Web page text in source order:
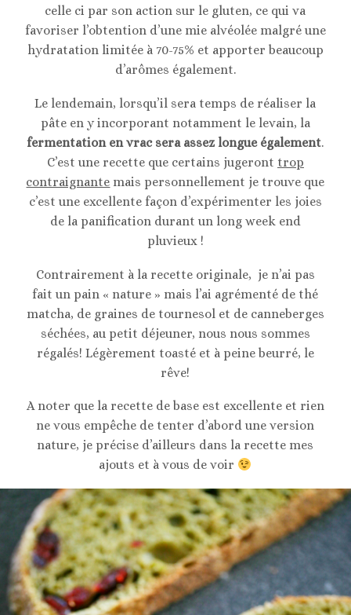
celle ci par son action sur le gluten, ce qui va
favoriser l’obtention d’une mie alvéolée malgré une
hydratation limitée à 70-75% et apporter beaucoup
d’arômes également.
Le lendemain, lorsqu’il sera temps de réaliser la
pâte en y incorporant notamment le levain, la
fermentation en vrac sera assez longue également.
C’est une recette que certains jugeront trop
contraignante mais personnellement je trouve que
c’est une excellente façon d’expérimenter les joies
de la panification durant un long week end
pluvieux !
Contrairement à la recette originale, je n’ai pas
fait un pain « nature » mais l’ai agrémenté de thé
matcha, de graines de tournesol et de canneberges
séchées, au petit déjeuner, nous nous sommes
régalés! Légèrement toasté et à peine beurré, le
rêve!
A noter que la recette de base est excellente et rien
ne vous empêche de tenter d’abord une version
nature, je précise d’ailleurs dans la recette mes
ajouts et à vous de voir